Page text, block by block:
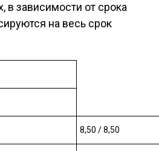
в зависимости от срока
на весь срок
8,50 / 8,50